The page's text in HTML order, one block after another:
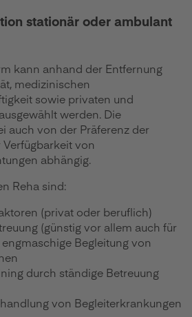
stationär oder ambulant
kann anhand der Entfernung
medizinischen
sowie privaten und
werden. Die
auch von der Präferenz der
von
abhängig.
Reha sind:
(privat oder beruflich)
(günstig vor allem auch für
Begleitung von
durch ständige Betreuung
von Begleiterkrankungen